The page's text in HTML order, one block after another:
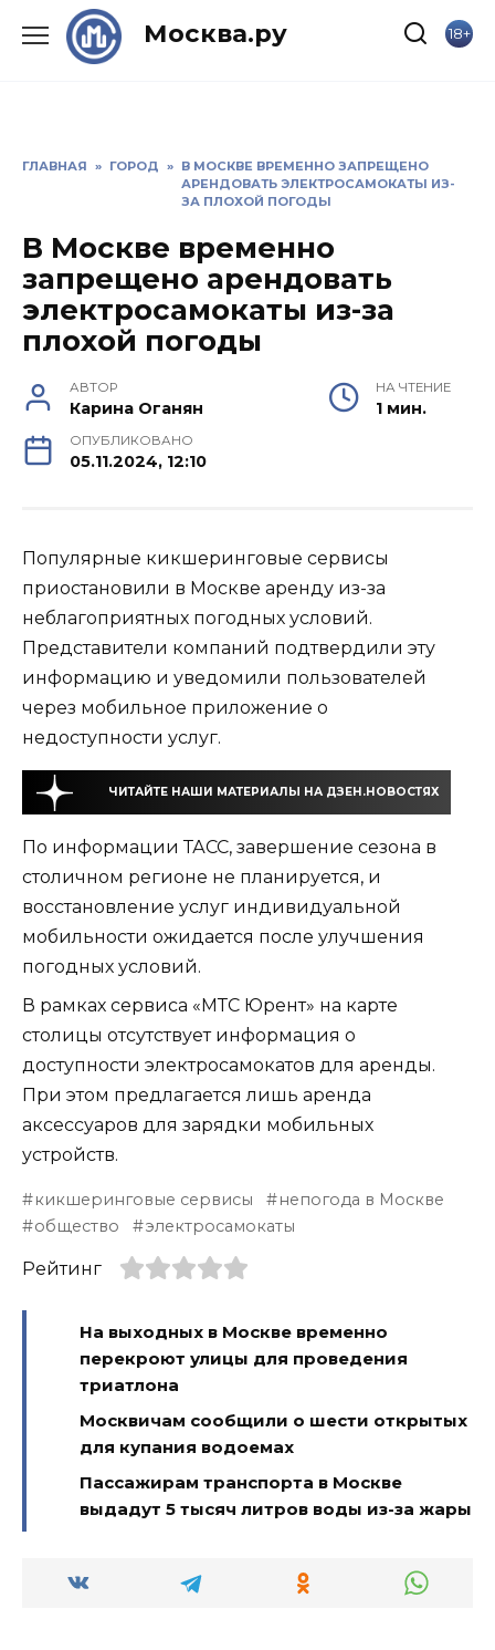
Москва.ру 18+
ГЛАВНАЯ » ГОРОД » В МОСКВЕ ВРЕМЕННО ЗАПРЕЩЕНО
АРЕНДОВАТЬ ЭЛЕКТРОСАМОКАТЫ ИЗ-
ЗА ПЛОХОЙ ПОГОДЫ
В Москве временно
запрещено арендовать
электросамокаты из-за
плохой погоды
АВТОР
Карина Оганян
НА ЧТЕНИЕ
1 мин.
ОПУБЛИКОВАНО
05.11.2024, 12:10
Популярные кикшеринговые сервисы
приостановили в Москве аренду из-за
неблагоприятных погодных условий.
Представители компаний подтвердили эту
информацию и уведомили пользователей
через мобильное приложение о
недоступности услуг.
ЧИТАЙТЕ НАШИ МАТЕРИАЛЫ НА ДЗЕН.НОВОСТЯХ
По информации ТАСС, завершение сезона в
столичном регионе не планируется, и
восстановление услуг индивидуальной
мобильности ожидается после улучшения
погодных условий.
В рамках сервиса «МТС Юрент» на карте
столицы отсутствует информация о
доступности электросамокатов для аренды.
При этом предлагается лишь аренда
аксессуаров для зарядки мобильных
устройств.
кикшеринговые сервисы
непогода в Москве
общество
электросамокаты
Рейтинг
На выходных в Москве временно
перекроют улицы для проведения
триатлона
Москвичам сообщили о шести открытых
для купания водоемах
Пассажирам транспорта в Москве
выдадут 5 тысяч литров воды из-за жары